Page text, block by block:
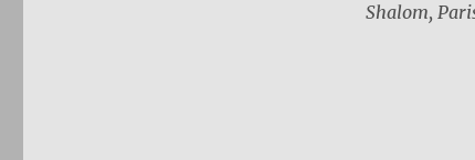
Shalom,